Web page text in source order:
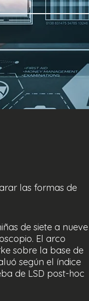
las formas de
de siete a nueve
El arco
sobre la base de
según el índice
de LSD post-hoc